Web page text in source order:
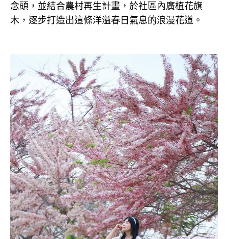
念頭，並結合農村再生計畫，於社區內廣植花旗
木，逐步打造出這條洋溢春日氣息的浪漫花道。